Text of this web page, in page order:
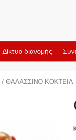
Δίκτυο διανομής
/ ΘΑΛΑΣΣΙΝΟ ΚΟΚΤΕΙΛ